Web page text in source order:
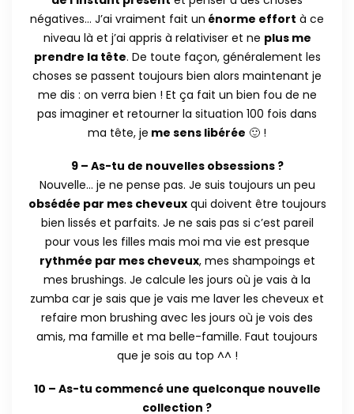
négatives… J’ai vraiment fait un énorme effort à ce
niveau là et j’ai appris à relativiser et ne plus me
prendre la tête. De toute façon, généralement les
choses se passent toujours bien alors maintenant je
me dis : on verra bien ! Et ça fait un bien fou de ne
pas imaginer et retourner la situation 100 fois dans
ma tête, je me sens libérée 🙂 !
9 – As-tu de nouvelles obsessions ?
Nouvelle… je ne pense pas. Je suis toujours un peu
obsédée par mes cheveuxqui doivent être toujours
bien lissés et parfaits. Je ne sais pas si c’est pareil
pour vous les filles mais moi ma vie est presque
rythmée par mes cheveux, mes shampoings et
mes brushings. Je calcule les jours où je vais à la
zumba car je sais que je vais me laver les cheveux et
refaire mon brushing avec les jours où je vois des
amis, ma famille et ma belle-famille. Faut toujours
que je sois au top ^^ !
10 – As-tu commencé une quelconque nouvelle
collection ?